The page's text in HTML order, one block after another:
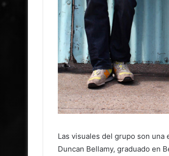
Las visuales del grupo son
Duncan Bellamy, graduado en